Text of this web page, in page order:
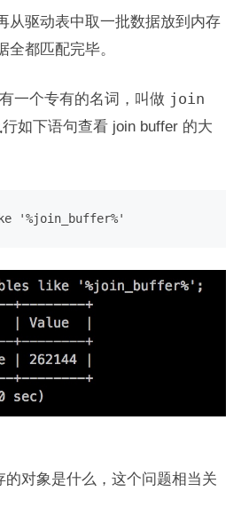
从驱动表中取一批数据放到内存
全都匹配完毕。
一个专有的名词，叫做 join
如下语句查看 join buffer 的大
'%join_buffer%'
的对象是什么，这个问题相当关